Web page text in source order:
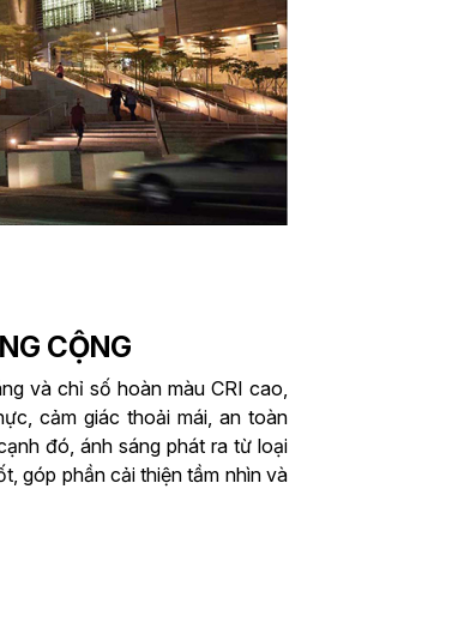
CỘNG
và chỉ số hoàn màu CRI cao,
cảm giác thoải mái, an toàn
đó, ánh sáng phát ra từ loại
góp phần cải thiện tầm nhìn và